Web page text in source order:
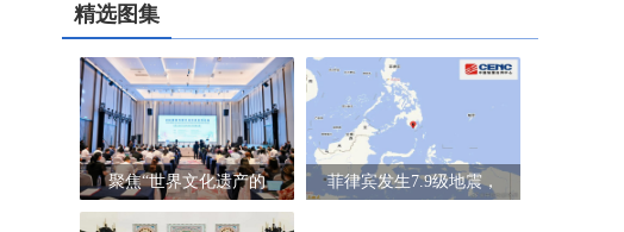
精选图集
聚焦“世界文化遗产的 菲律宾发生7.9级地震，